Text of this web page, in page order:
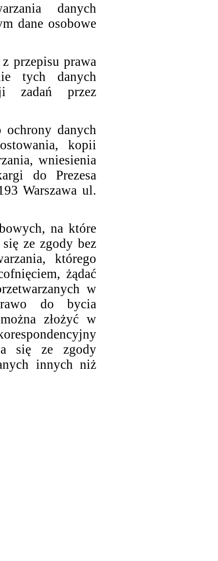
danych
dane osobowe
przepisu prawa
tych danych
zadań przez
danych
kopii
wniesienia
do Prezesa
Warszawa ul.
na które
ze zgody bez
którego
żądać
w
do bycia
złożyć w
się ze zgody
innych niż